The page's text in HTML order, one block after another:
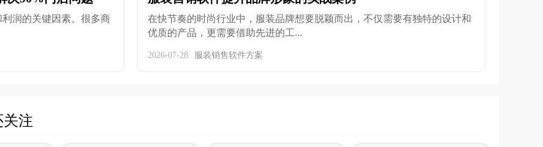
润的关键因素。很多商
在快节奏的时尚行业中，服装品牌想要脱颖而出，不仅需要有独特的设计和
优质的产品，更需要借助先进的工...
2026-07-28 服装销售软件方案
关注